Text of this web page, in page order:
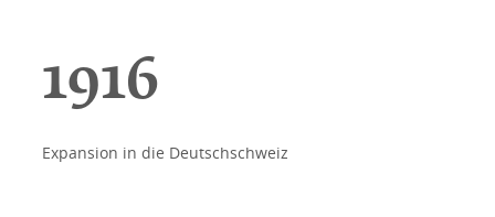
1916
Expansion in die Deutschschweiz